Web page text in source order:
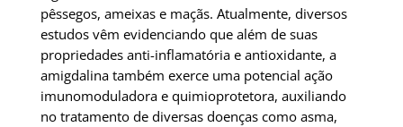
pêssegos, ameixas e maçãs. Atualmente, diversos
estudos vêm evidenciando que além de suas
propriedades anti-inflamatória e antioxidante, a
amigdalina também exerce uma potencial ação
imunomoduladora e quimioprotetora, auxiliando
no tratamento de diversas doenças como asma,